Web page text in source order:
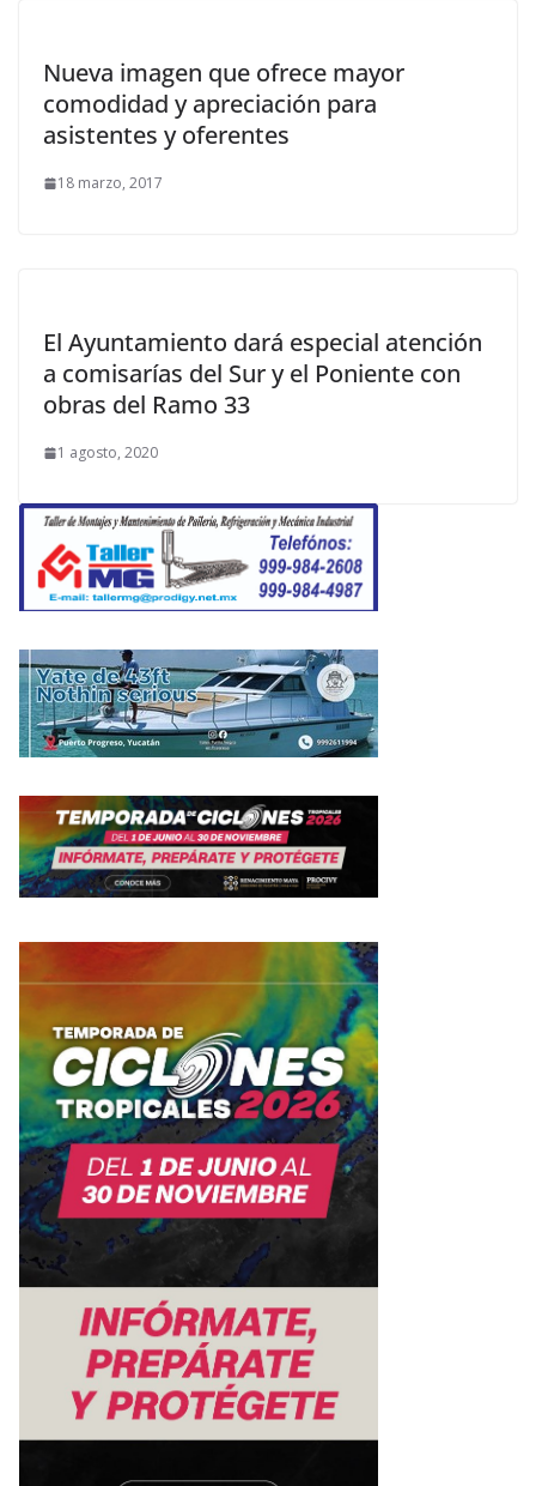
Nueva imagen que ofrece mayor
comodidad y apreciación para
asistentes y oferentes
18 marzo, 2017
El Ayuntamiento dará especial atención
a comisarías del Sur y el Poniente con
obras del Ramo 33
1 agosto, 2020